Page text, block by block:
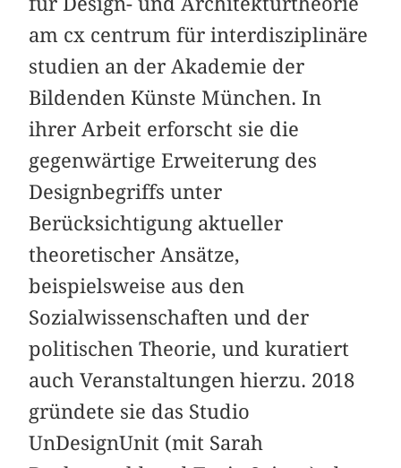
am cx centrum für interdisziplinäre
studien an der Akademie der
Bildenden Künste München. In
ihrer Arbeit erforscht sie die
gegenwärtige Erweiterung des
Designbegriffs unter
Berücksichtigung aktueller
theoretischer Ansätze,
beispielsweise aus den
Sozialwissenschaften und der
politischen Theorie, und kuratiert
auch Veranstaltungen hierzu. 2018
gründete sie das Studio
UnDesignUnit (mit Sarah